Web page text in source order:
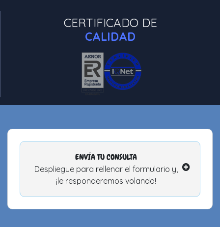
CERTIFICADO DE
CALIDAD
ENVÍA TU CONSULTA
Despliegue para rellenar el formulario y,
¡le responderemos volando!